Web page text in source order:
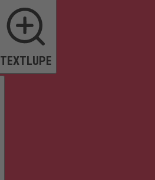
TEXTLUPE